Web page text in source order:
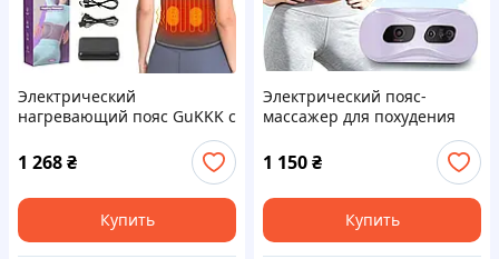
Электрический
нагревающий пояс GuKKK с
вибромассажем 8000 мАч 3
уровня нагрева и 3 режима
массажа для спины и шеи
черный
1 268₴
Купить
Электрический пояс-
массажер для похудения
живота, бедер и спины
1 150₴
Купить